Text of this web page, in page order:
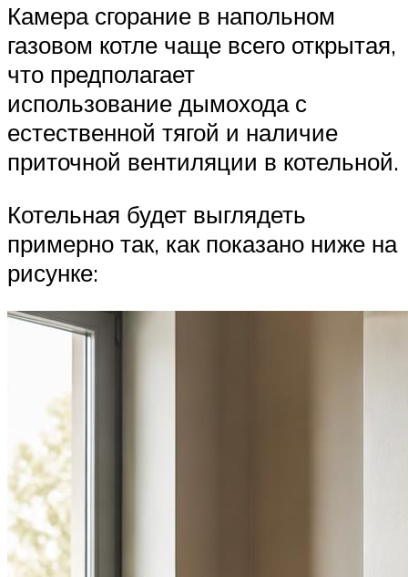
Камера сгорание в напольном
газовом котле чаще всего открытая,
что предполагает
использование дымохода с
естественной тягой и наличие
приточной вентиляции в котельной.
Котельная будет выглядеть
примерно так, как показано ниже на
рисунке: